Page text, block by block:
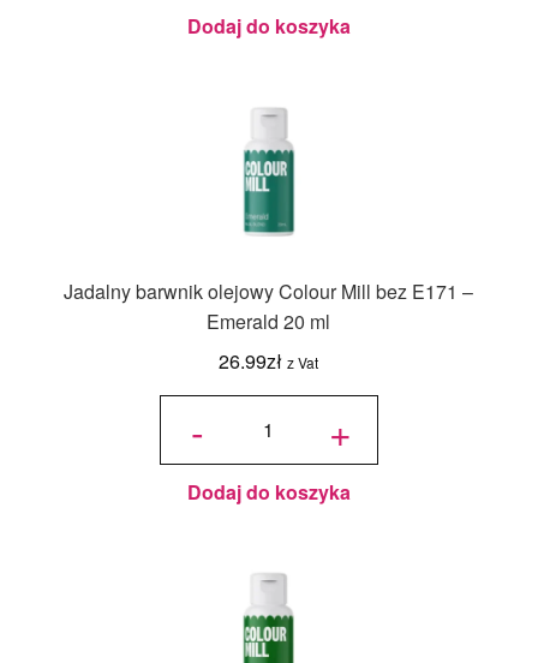
Dodaj do koszyka
Jadalny barwnik olejowy Colour Mill bez E171 –
Emerald 20 ml
26.99zł z Vat
-
ilość
olejowy
Colour
Mill bez
E171 -
Emerald
+
Dodaj do koszyka